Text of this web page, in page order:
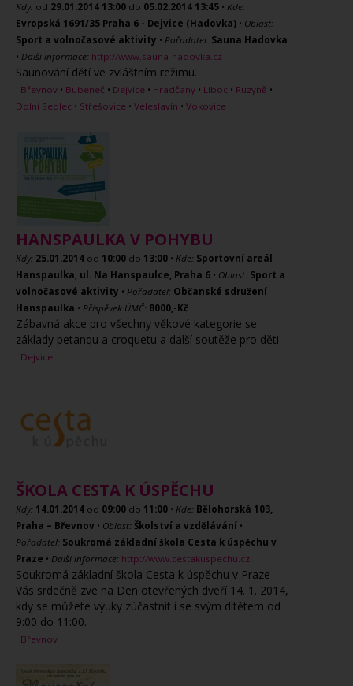
Kdy: od 29.01.2014 13:00 do 05.02.2014 13:45 • Kde:
Evropská 1691/35 Praha 6 - Dejvice (Hadovka) • Oblast:
Sport a volnočasové aktivity • Pořadatel: Sauna Hadovka
• Další informace: http://www.sauna-hadovka.cz
Saunování dětí ve zvláštním režimu.
Břevnov • Bubeneč • Dejvice • Hradčany • Liboc • Ruzyně •
Dolní Sedlec • Střešovice • Veleslavín • Vokovice
HANSPAULKA V POHYBU
Kdy: 25.01.2014 od 10:00 do 13:00 • Kde: Sportovní areál
Hanspaulka, ul. Na Hanspaulce, Praha 6 • Oblast: Sport a
volnočasové aktivity • Pořadatel: Občanské sdružení
Hanspaulka • Příspěvek ÚMČ: 8000,-Kč
Zábavná akce pro všechny věkové kategorie se
základy petanqu a croquetu a další soutěže pro děti
Dejvice
ŠKOLA CESTA K ÚSPĚCHU
Kdy: 14.01.2014 od 09:00 do 11:00 • Kde: Bělohorská 103,
Praha – Břevnov • Oblast: Školství a vzdělávání •
Pořadatel: Soukromá základní škola Cesta k úspěchu v
Praze • Další informace: http://www.cestakuspechu.cz
Soukromá základní škola Cesta k úspěchu v Praze
Vás srdečně zve na Den otevřených dveří 14. 1. 2014,
kdy se můžete výuky zúčastnit i se svým dítětem od
9:00 do 11:00.
Břevnov